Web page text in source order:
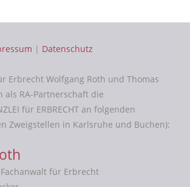
| Datenschutz
Erbrecht Wolfgang Roth und Thomas
RA-Partnerschaft die
für ERBRECHT an folgenden
Zweigstellen in Karlsruhe und Buchen):
für Erbrecht